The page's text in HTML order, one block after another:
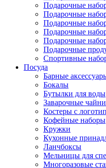
Подарочные
Подарочные
Подарочные
Подарочные
Подарочные
Подарочные
Спортивные
Посуда
Барные
Бокалы
Бутылки для воды
Заварочные
Костеры с
Кофейные наборы
Кружки
Кухонные
Ланчбоксы
Мельницы для
Многоразовые